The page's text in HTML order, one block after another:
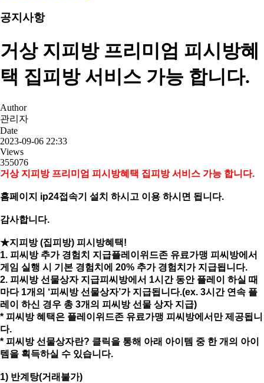
공지사항
거상 지피방 프리미엄 피시방혜
택 집피방 서비스 가능 합니다.
Author
관리자
Date
2023-09-06 22:33
Views
355076
거상 지피방 프리미엄 피시방혜택 집피방 서비스 가능 합니다.
홈페이지 ip24접속기 설치 하시고 이용 하시면 됩니다.
감사합니다.
★지피방 (집피방) 피시방혜택!
1. 피씨방 추가 경험치 지급플레이위드존 유료가맹 피씨방에서
게임 실행 시 기본 경험치에 20% 추가 경험치가 지급됩니다.
2. 피씨방 선물상자 지급피씨방에서 1시간 동안 플레이 하실 때
마다 1개의 ‘피씨방 선물상자’가 지급됩니다.(ex. 3시간 연속 플
레이 하신 경우 총 3개의 피씨방 선물 상자 지급)
* 피씨방 혜택은 플레이위드존 유료가맹 피씨방에서만 제공됩니
다.
* 피씨방 선물상자란? 클릭을 통해 아래 아이템 중 한 개의 아이
템을 획득하실 수 있습니다.
1) 반계탕(거래불가)